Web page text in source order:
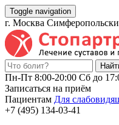
Toggle navigation
г. Москва
Пн-Пт 8:00-20:00 Cб до
Записаться на приём
Пациентам Для
+7 (495) 134-03-41